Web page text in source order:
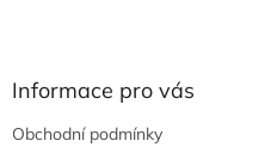
Informace pro vás
Obchodní podmínky